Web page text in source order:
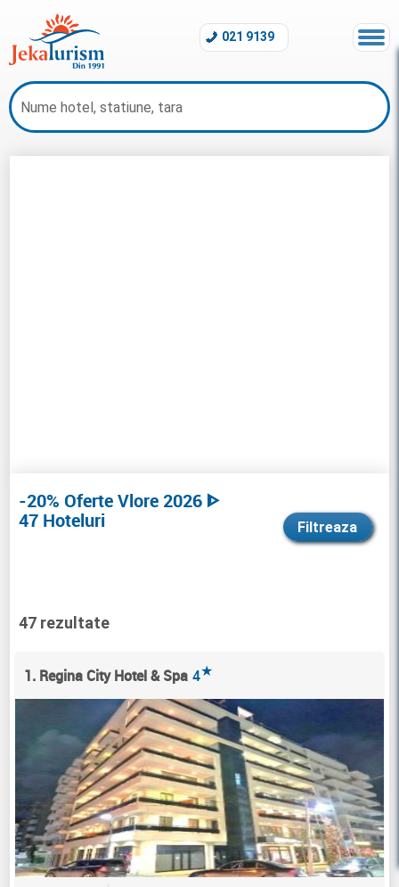
021 9139
47 rezultate
1. Regina City Hotel & Spa 4★
-20% Oferte Vlore 2026 ᐈ
47 Hoteluri
Filtreaza